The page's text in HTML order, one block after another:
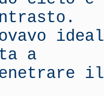
ideali
a